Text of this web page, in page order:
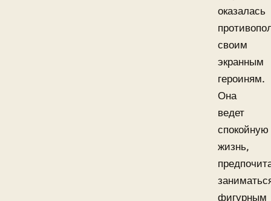
оказалась
своим
экранным
героиням.
Она
ведет
спокойную
жизнь,
фигурным